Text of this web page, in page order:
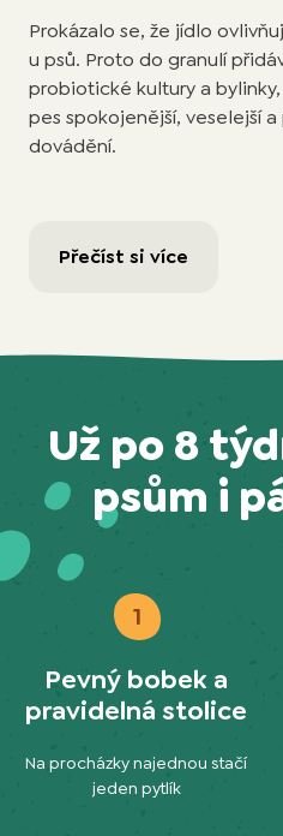
Prokázalo se, že jídlo
u psů. Proto do granulí
probiotické kultury a
pes spokojenější, veselejší
dovádění.
Přečíst si více
Už po 8
psům i
1
Pevný bobek a
pravidelná stolice
Na procházky najednou stačí
jeden pytlík